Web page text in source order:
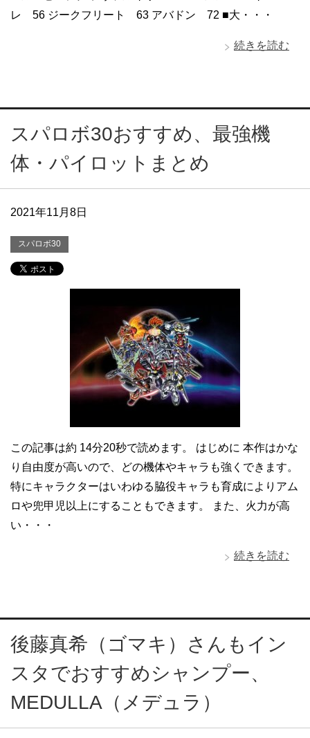
レ 56 ジークフリート 63 アバドン 72 ■大・・・
続きを読む
スパロボ30おすすめ、最強機
体・パイロットまとめ
2021年11月8日
スパロボ30
この記事は約 14分20秒で読めます。 はじめに 本作はかな
り自由度が高いので、どの機体やキャラも強くできます。
特にキャラクターはいわゆる脇役キャラも育成によりアム
ロや兜甲児以上にすることもできます。 また、火力が高
い・・・
続きを読む
後藤真希（ゴマキ）さんもイン
スタでおすすめシャンプー、
MEDULLA（メデュラ）